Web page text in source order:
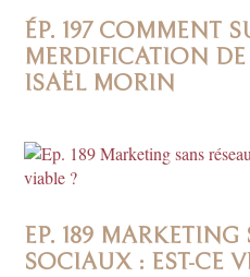
ÉP. 197 COMMENT
MERDIFICATION
ISAËL MORIN
EP. 189
SOCIAUX : EST-CE